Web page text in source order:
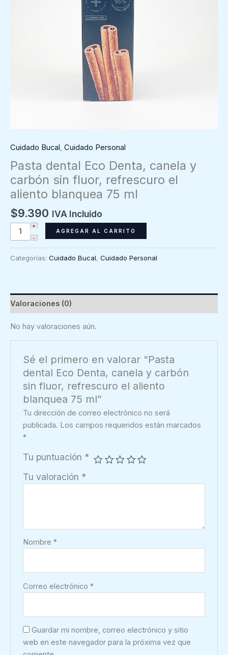
Cuidado Bucal, Cuidado Personal
Pasta dental Eco Denta, canela y
carbón sin fluor, refrescuro el
aliento blanquea 75 ml
$9.390 IVA Incluido
Pasta
dental
Denta,
carbón
sin
fluor,
refrescuro
aliento
blanquea
cantidad
AGREGAR AL CARRITO
Categorías: Cuidado Bucal, Cuidado Personal
Valoraciones (0)
No hay valoraciones aún.
Sé el primero en valorar “Pasta
dental Eco Denta, canela y carbón
sin fluor, refrescuro el aliento
blanquea 75 ml”
Tu dirección de correo electrónico no será
publicada. Los campos requeridos están marcados
*
Tu puntuación *
Tu valoración *
Nombre*
Correo electrónico*
Guardar mi nombre, correo electrónico y sitio
web en este navegador para la próxima vez que